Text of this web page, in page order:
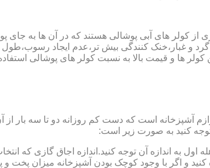
تری از کولر های آبی پوشالی هستند که در آن ها به
و غبار،خنک کنندگی بیش تر،عدم ایجاد رسوب،طول
کولر ها و قیمت بالا به نسبت کولر های پوشالی
آشپزخانه است که دست کم روزانه دو تا سه بار
توجه کنید به صورت زیر است:
اول به اندازه آن توجه کنید.اندازه اجاق گازی که
و اگر با وجود کوچک بودن آشپزخانه میزان پخت و